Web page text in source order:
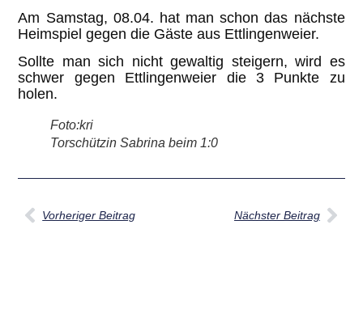
Am Samstag, 08.04. hat man schon das nächste
Heimspiel gegen die Gäste aus Ettlingenweier.
Sollte man sich nicht gewaltig steigern, wird es
schwer gegen Ettlingenweier die 3 Punkte zu
holen.
Foto:kri
Torschützin Sabrina beim 1:0
Vorheriger Beitrag Nächster Beitrag